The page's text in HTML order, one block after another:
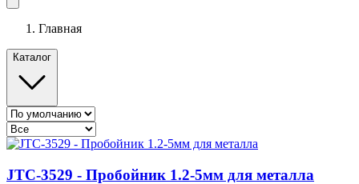
Главная
Каталог
JTC-3529 - Пробойник 1.2-5мм для металла